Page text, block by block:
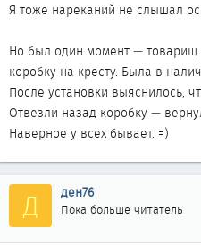
Я тоже нареканий не слышал
Но был один момент — товарищ
коробку на кресту. Была в
После установки выяснилось,
Отвезли назад коробку —
Наверное у всех бывает. =)
Д ден76
Пока больше читатель